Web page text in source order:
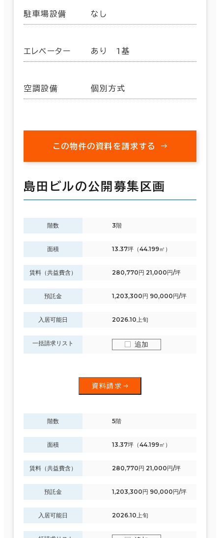
駐車場設備 なし
エレベーター あり 1基
空調設備 個別方式
この物件の資料を請求する
島田ビルの公開募集区画
階数 3階
面積 13.37坪（44.199㎡）
賃料（共益費含） 280,770円 21,000円/坪
預託金 1,203,300円 90,000円/坪
入居可能日 2026.10上旬
一括請求リスト 追加
資料請求
階数 5階
面積 13.37坪（44.199㎡）
賃料（共益費含） 280,770円 21,000円/坪
預託金 1,203,300円 90,000円/坪
入居可能日 2026.10上旬